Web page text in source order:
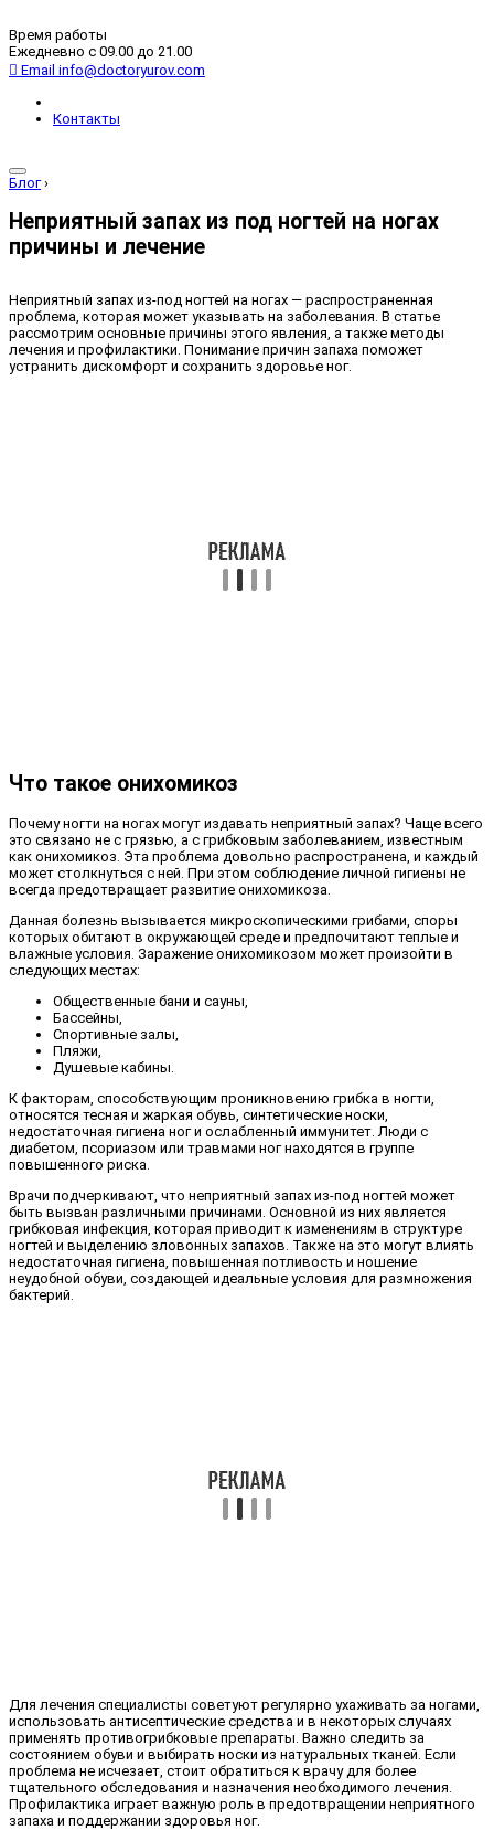
Время работы
Ежедневно с 09.00 до 21.00
Email info@doctoryurov.com
Контакты
Блог ›
Неприятный запах из под ногтей на ногах
причины и лечение
Неприятный запах из-под ногтей на ногах — распространенная
проблема, которая может указывать на заболевания. В статье
рассмотрим основные причины этого явления, а также методы
лечения и профилактики. Понимание причин запаха поможет
устранить дискомфорт и сохранить здоровье ног.
Что такое онихомикоз
Почему ногти на ногах могут издавать неприятный запах? Чаще всего
это связано не с грязью, а с грибковым заболеванием, известным
как онихомикоз. Эта проблема довольно распространена, и каждый
может столкнуться с ней. При этом соблюдение личной гигиены не
всегда предотвращает развитие онихомикоза.
Данная болезнь вызывается микроскопическими грибами, споры
которых обитают в окружающей среде и предпочитают теплые и
влажные условия. Заражение онихомикозом может произойти в
следующих местах:
Общественные бани и сауны,
Бассейны,
Спортивные залы,
Пляжи,
Душевые кабины.
К факторам, способствующим проникновению грибка в ногти,
относятся тесная и жаркая обувь, синтетические носки,
недостаточная гигиена ног и ослабленный иммунитет. Люди с
диабетом, псориазом или травмами ног находятся в группе
повышенного риска.
Врачи подчеркивают, что неприятный запах из-под ногтей может
быть вызван различными причинами. Основной из них является
грибковая инфекция, которая приводит к изменениям в структуре
ногтей и выделению зловонных запахов. Также на это могут влиять
недостаточная гигиена, повышенная потливость и ношение
неудобной обуви, создающей идеальные условия для размножения
бактерий.
Для лечения специалисты советуют регулярно ухаживать за ногами,
использовать антисептические средства и в некоторых случаях
применять противогрибковые препараты. Важно следить за
состоянием обуви и выбирать носки из натуральных тканей. Если
проблема не исчезает, стоит обратиться к врачу для более
тщательного обследования и назначения необходимого лечения.
Профилактика играет важную роль в предотвращении неприятного
запаха и поддержании здоровья ног.